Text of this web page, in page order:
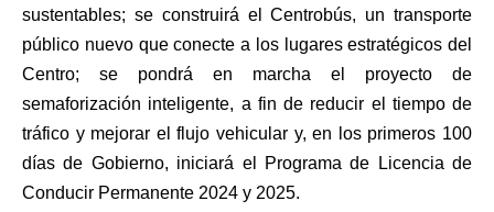
sustentables; se construirá el Centrobús, un transporte
público nuevo que conecte a los lugares estratégicos del
Centro; se pondrá en marcha el proyecto de
semaforización inteligente, a fin de reducir el tiempo de
tráfico y mejorar el flujo vehicular y, en los primeros 100
días de Gobierno, iniciará el Programa de Licencia de
Conducir Permanente 2024 y 2025.